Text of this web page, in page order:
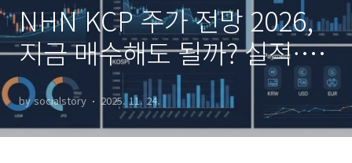
NHN KCP 주가 전망 2026,
지금 매수해도 될까? 실적·목
표가·리스크 총정리
by socialstory 2025. 11. 24.